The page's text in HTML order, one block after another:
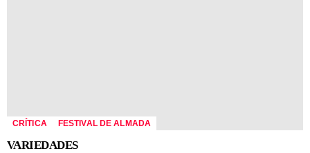
CRÍTICA FESTIVAL DE ALMADA
VARIEDADES